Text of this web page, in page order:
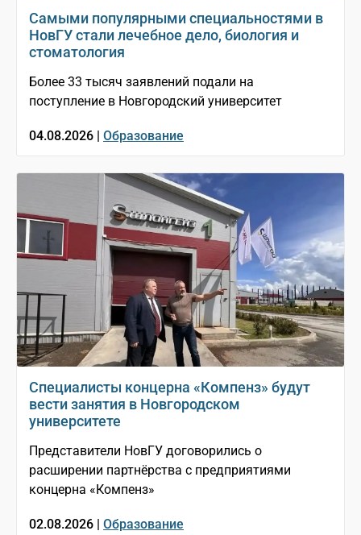
Самыми популярными специальностями в
НовГУ стали лечебное дело, биология и
стоматология
Более 33 тысяч заявлений подали на
поступление в Новгородский университет
04.08.2026 | Образование
Специалисты концерна «Компенз» будут
вести занятия в Новгородском
университете
Представители НовГУ договорились о
расширении партнёрства с предприятиями
концерна «Компенз»
02.08.2026 | Образование